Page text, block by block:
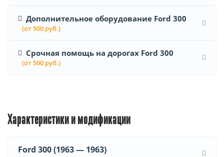
Дополнительное оборудование Ford 300
(от 500 руб.)
Срочная помощь на дорогах Ford 300
(от 500 руб.)
Характеристики и модификации
Ford 300 (1963 — 1963)